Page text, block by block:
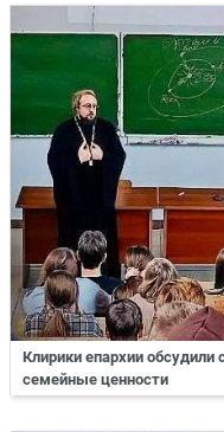
Клирики епархии
семейные ценности